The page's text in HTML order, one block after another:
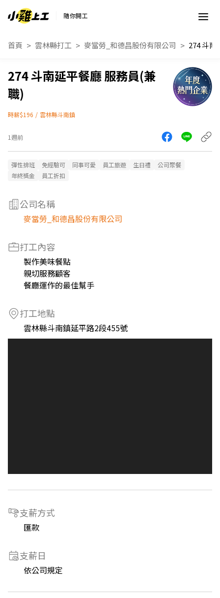
隨你開工
首頁 雲林縣打工 麥當勞_和德昌股份有限公司
274 斗南延平餐廳 服務員(兼
職)
時薪$196 / 雲林縣斗南鎮
1週前
彈性排班 免經驗可 同事可愛 員工旅遊 生日禮
公司聚餐
年終獎金
員工折扣
公司名稱
麥當勞_和德昌股份有限公司
打工內容
製作美味餐點
親切服務顧客
餐廳運作的最佳幫手
打工地點
雲林縣斗南鎮延平路2段455號
支薪方式
匯款
支薪日
依公司規定